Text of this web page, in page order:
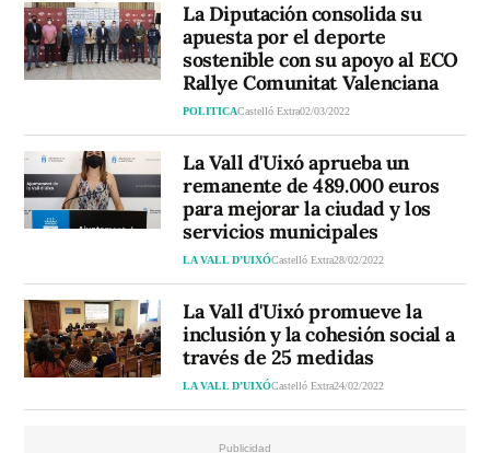
La Diputación consolida su
apuesta por el deporte
sostenible con su apoyo al ECO
Rallye Comunitat Valenciana
POLITICACastelló Extra02/03/2022
La Vall d'Uixó aprueba un
remanente de 489.000 euros
para mejorar la ciudad y los
servicios municipales
LA VALL D’UIXÓCastelló Extra28/02/2022
La Vall d'Uixó promueve la
inclusión y la cohesión social a
través de 25 medidas
LA VALL D’UIXÓCastelló Extra24/02/2022